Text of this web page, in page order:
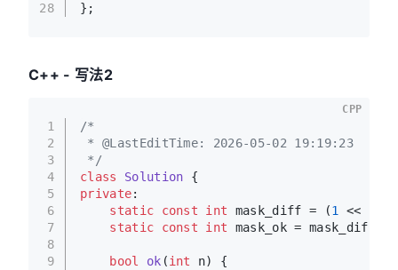
28
};
C++ - 写法2
1
2
3
4
5
6
7
8
9
/*
* @LastEditTime: 2026-05-02 19:19:23
*/
class
Solution {
private:
static
const int mask_diff = (1 <<
static
const int mask_ok = mask_diff |
bool ok (int n)
{
CPP